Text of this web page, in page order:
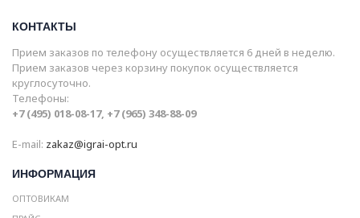
КОНТАКТЫ
Прием заказов по телефону осуществляется 6 дней в неделю.
Прием заказов через корзину покупок осуществляется
круглосуточно.
Телефоны:
+7 (495) 018-08-17, +7 (965) 348-88-09
E-mail: zakaz@igrai-opt.ru
ИНФОРМАЦИЯ
ОПТОВИКАМ